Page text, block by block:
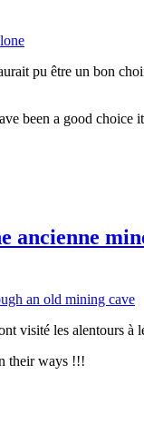
pu être un bon
been a good choice
ancienne
visité les alentours à
their ways !!!